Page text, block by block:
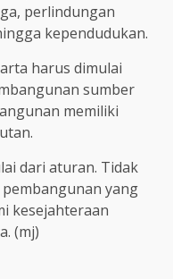
perlindungan
kependudukan.
harus dimulai
sumber
memiliki
dari aturan. Tidak
yang
kesejahteraan
(mj)